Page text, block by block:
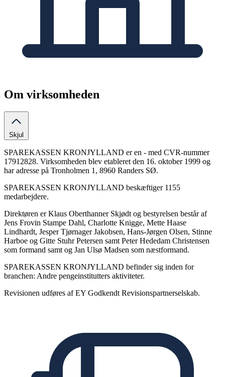
Om virksomheden
Skjul
SPAREKASSEN KRONJYLLAND er en - med CVR-nummer
17912828. Virksomheden blev etableret den 16. oktober 1999 og
har adresse på Tronholmen 1, 8960 Randers SØ.
SPAREKASSEN KRONJYLLAND beskæftiger 1155
medarbejdere.
Direktøren er Klaus Oberthanner Skjødt og bestyrelsen består af
Jens Frovin Stampe Dahl, Charlotte Knigge, Mette Haase
Lindhardt, Jesper Tjørnager Jakobsen, Hans-Jørgen Olsen, Stinne
Harboe og Gitte Stuhr Petersen samt Peter Hededam Christensen
som formand samt og Jan Ulsø Madsen som næstformand.
SPAREKASSEN KRONJYLLAND befinder sig inden for
branchen: Andre pengeinstitutters aktiviteter.
Revisionen udføres af EY Godkendt Revisionspartnerselskab.